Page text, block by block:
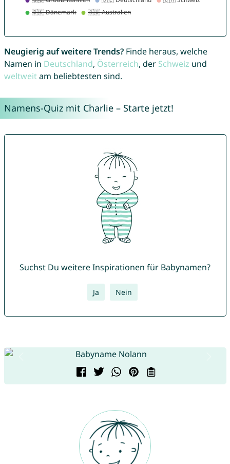
Neugierig auf weitere Trends?Finde heraus, welche
Namen in Deutschland, Österreich, der Schweiz und
weltweitam beliebtesten sind.
Namens-Quiz mit Charlie – Starte jetzt!
Suchst Du weitere Inspirationen für Babynamen?
Ja Nein